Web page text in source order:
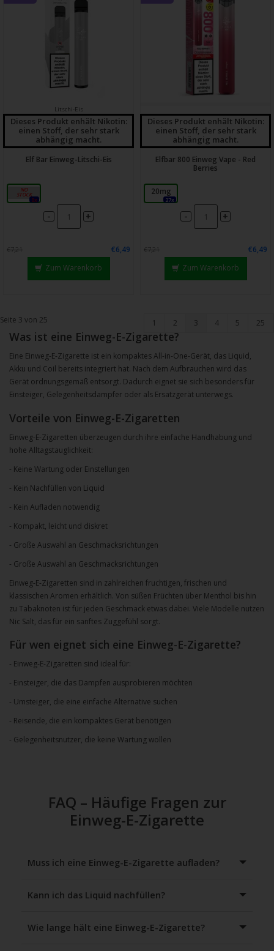
Litschi-Eis
Dieses Produkt enhält Nikotin:
einen Stoff, der sehr stark
abhängig macht.
Elf Bar Einweg-Litschi-Eis
20 mg
0x
- +
€7,21
€6,49
Zum Warenkorb
Dieses Produkt enhält Nikotin:
einen Stoff, der sehr stark
abhängig macht.
Elfbar 800 Einweg Vape - Red
Berries
20mg
27x
- +
€7,21
€6,49
Zum Warenkorb
Seite 3 von 25 1 2 3 4 5 25
Was ist eine Einweg-E-Zigarette?
Eine Einweg-E-Zigarette ist ein kompaktes All-in-One-Gerät, das Liquid,
Akku und Coil bereits integriert hat. Nach dem Aufbrauchen wird das
Gerät ordnungsgemäß entsorgt. Dadurch eignet sie sich besonders für
Einsteiger, Gelegenheitsdampfer oder als Ersatzgerät unterwegs.
Vorteile von Einweg-E-Zigaretten
Einweg-E-Zigaretten überzeugen durch ihre einfache Handhabung und
hohe Alltagstauglichkeit:
- Keine Wartung oder Einstellungen
- Kein Nachfüllen von Liquid
- Kein Aufladen notwendig
- Kompakt, leicht und diskret
- Große Auswahl an Geschmacksrichtungen
- Große Auswahl an Geschmacksrichtungen
Einweg-E-Zigaretten sind in zahlreichen fruchtigen, frischen und
klassischen Aromen erhältlich. Von süßen Früchten über Menthol bis hin
zu Tabaknoten ist für jeden Geschmack etwas dabei. Viele Modelle nutzen
Nic Salt, das für ein sanftes Zuggefühl sorgt.
Für wen eignet sich eine Einweg-E-Zigarette?
- Einweg-E-Zigaretten sind ideal für:
- Einsteiger, die das Dampfen ausprobieren möchten
- Umsteiger, die eine einfache Alternative suchen
- Reisende, die ein kompaktes Gerät benötigen
- Gelegenheitsnutzer, die keine Wartung wollen
FAQ – Häufige Fragen zur
Einweg-E-Zigarette
Muss ich eine Einweg-E-Zigarette aufladen?
Kann ich das Liquid nachfüllen?
Wie lange hält eine Einweg-E-Zigarette?